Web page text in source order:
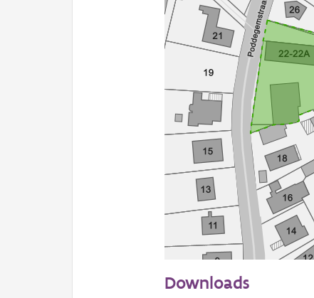
Informatie Vlaanderen
Downloads